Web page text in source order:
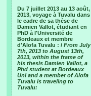
Du 7 juillet 2013 au 13 août,
2013, voyage à Tuvalu dans
le cadre de sa thèse de
Damien Vallot, étudiant en
PhD à l'Université de
Bordeaux et membre
d'Alofa Tuvalu : / From July
7th, 2013 to August 13th,
2013, within the frame of
his thesis Damien Vallot, a
Phd student at Bordeaux
Uni and a member of Alofa
Tuvalu is traveling to
Tuvalu: